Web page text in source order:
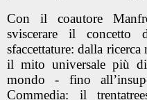
Con il coautore
sviscerare il concetto
sfaccettature: dalla
il mito universale più
mondo - fino
Commedia: il